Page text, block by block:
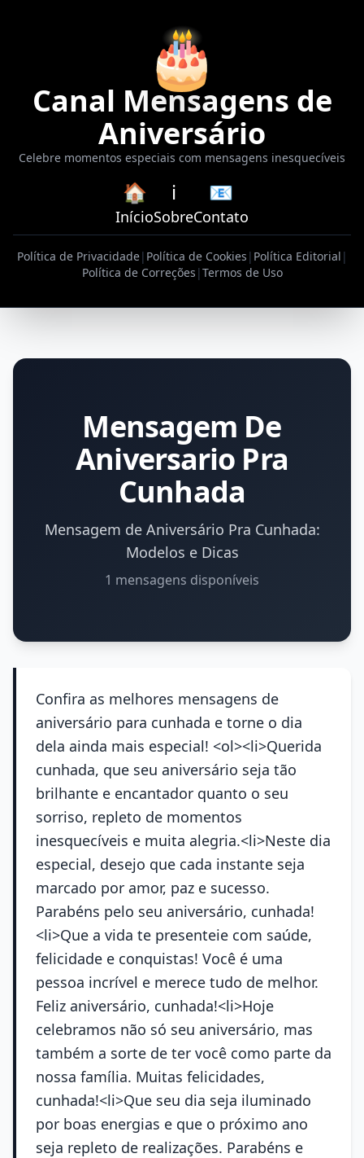
🎂
Canal Mensagens de
Aniversário
Celebre momentos especiais com mensagens inesquecíveis
🏠
Início
ℹ️
Sobre
📧
Contato
Política de Privacidade| Política de Cookies | Política Editorial |
Política de Correções |Termos de Uso
Mensagem De
Aniversario Pra
Cunhada
Mensagem de Aniversário Pra Cunhada:
Modelos e Dicas
1 mensagens disponíveis
Confira as melhores mensagens de
aniversário para cunhada e torne o dia
dela ainda mais especial! <ol><li>Querida
cunhada, que seu aniversário seja tão
brilhante e encantador quanto o seu
sorriso, repleto de momentos
inesquecíveis e muita alegria.<li>Neste dia
especial, desejo que cada instante seja
marcado por amor, paz e sucesso.
Parabéns pelo seu aniversário, cunhada!
<li>Que a vida te presenteie com saúde,
felicidade e conquistas! Você é uma
pessoa incrível e merece tudo de melhor.
Feliz aniversário, cunhada!<li>Hoje
celebramos não só seu aniversário, mas
também a sorte de ter você como parte da
nossa família. Muitas felicidades,
cunhada!<li>Que seu dia seja iluminado
por boas energias e que o próximo ano
seja repleto de realizações. Parabéns e